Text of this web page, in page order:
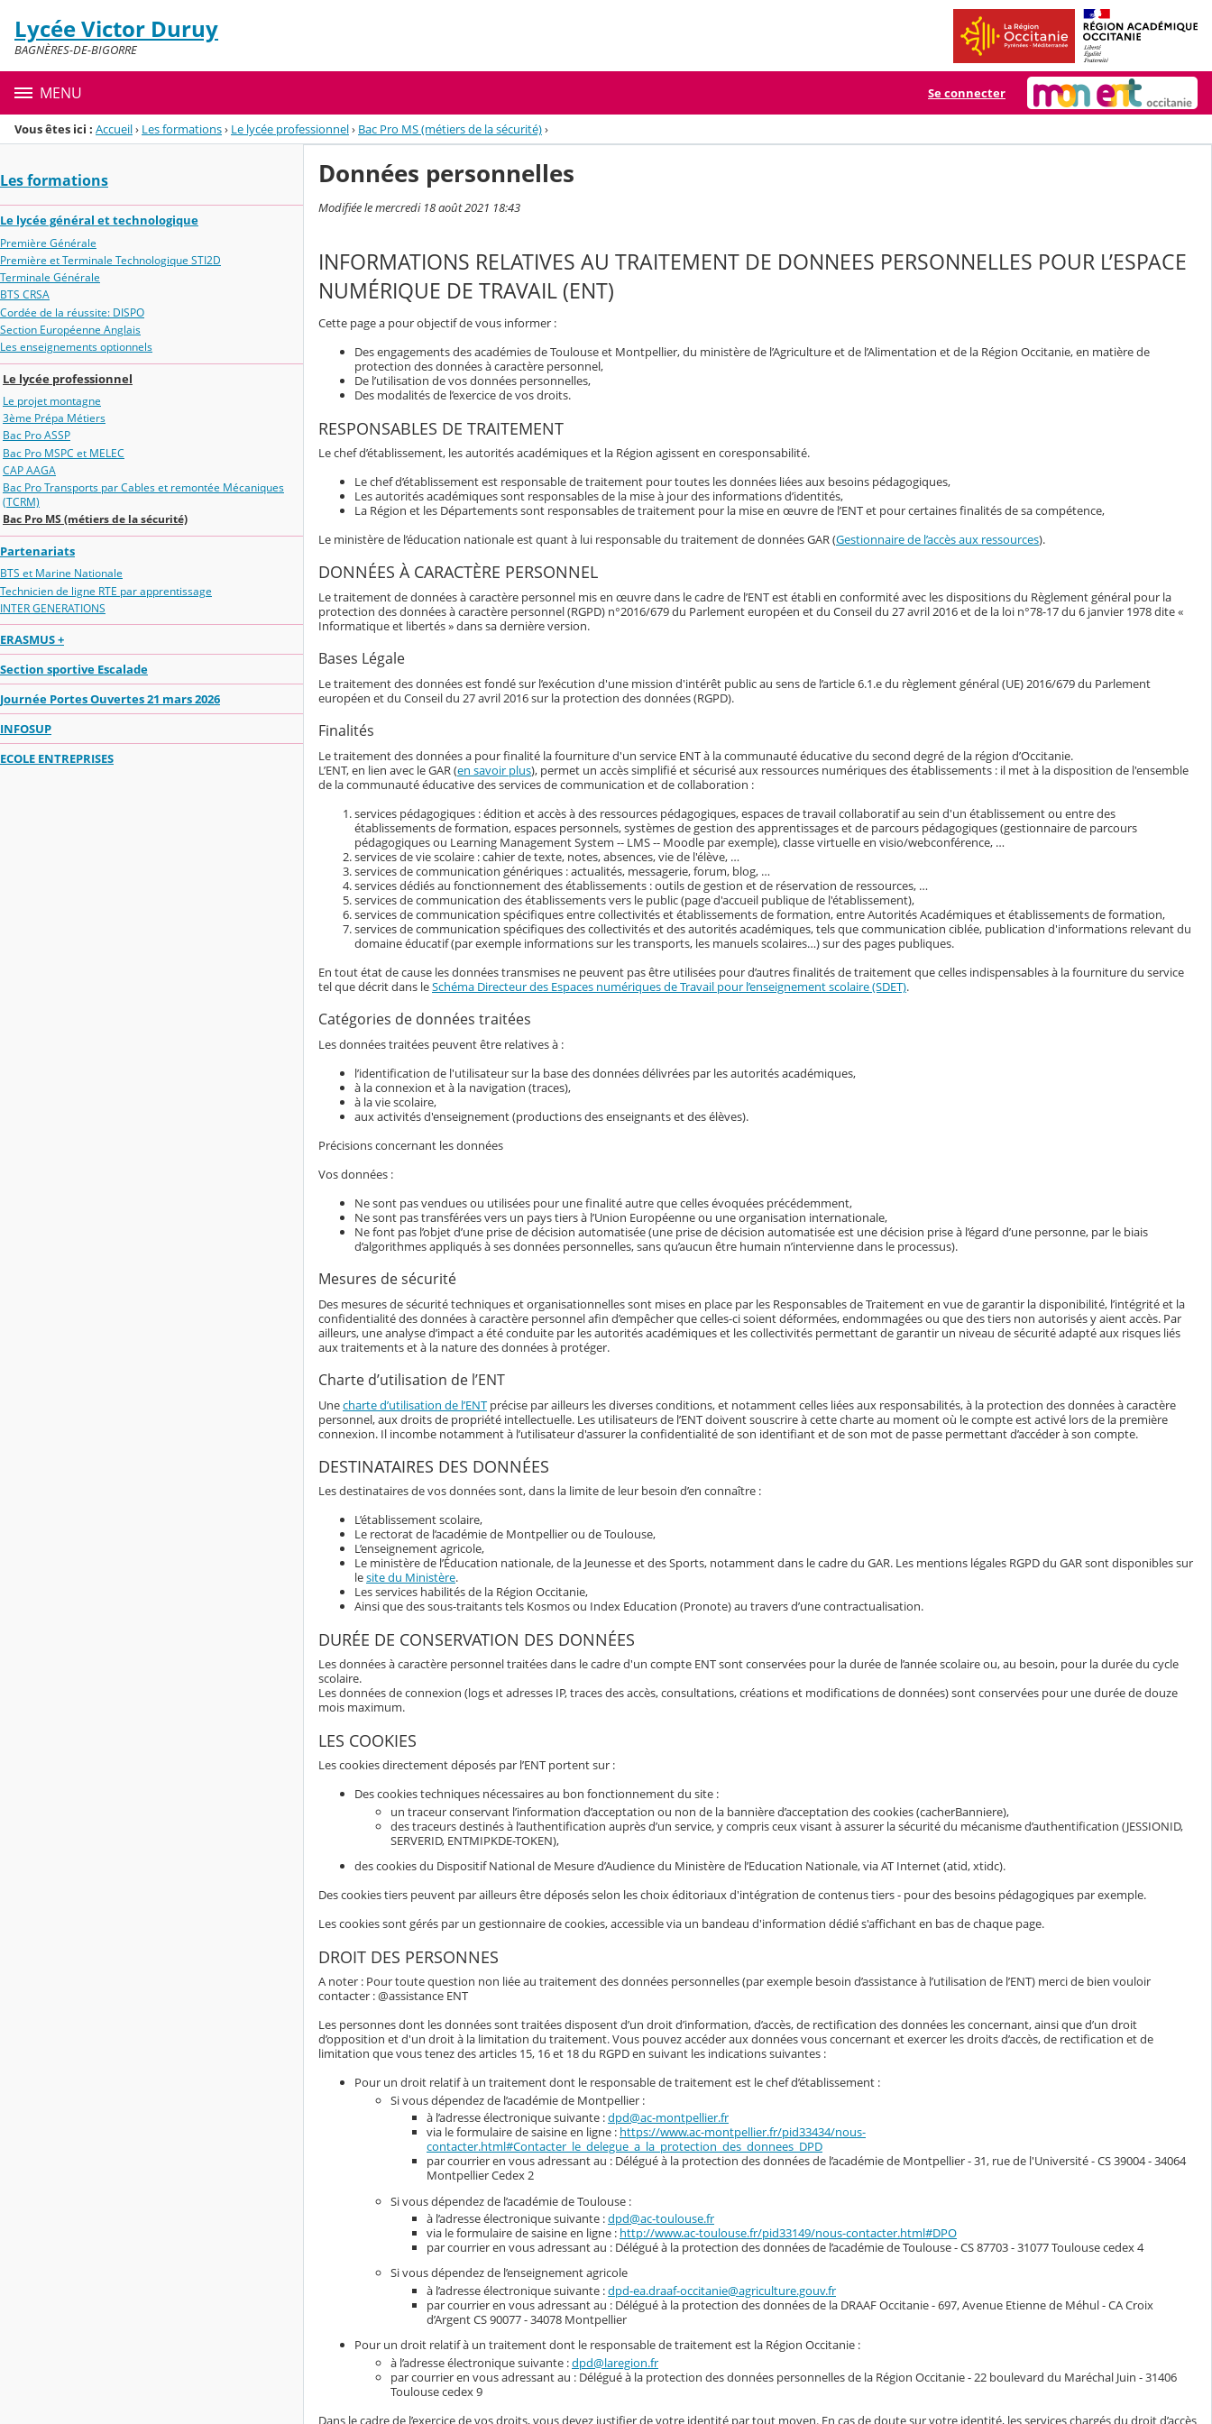
Menu de la rubrique
Contenu
Lycée Victor Duruy
BAGNÈRES-DE-BIGORRE
MENU Se connecter
Vous êtes ici : Accueil› Les formations› Le lycée professionnel› Bac Pro MS (métiers de la sécurité)›
Les formations
Le lycée général et technologique
Première Générale
Première et Terminale Technologique STI2D
Terminale Générale
BTS CRSA
Cordée de la réussite: DISPO
Section Européenne Anglais
Les enseignements optionnels
Le lycée professionnel
Le projet montagne
3ème Prépa Métiers
Bac Pro ASSP
Bac Pro MSPC et MELEC
CAP AAGA
Bac Pro Transports par Cables et remontée Mécaniques
(TCRM)
Bac Pro MS (métiers de la sécurité)
Partenariats
BTS et Marine Nationale
Technicien de ligne RTE par apprentissage
INTER GENERATIONS
ERASMUS +
Section sportive Escalade
Journée Portes Ouvertes 21 mars 2026
INFOSUP
ECOLE ENTREPRISES
Données personnelles
Modifiée le mercredi 18 août 2021 18:43
INFORMATIONS RELATIVES AU TRAITEMENT DE DONNEES PERSONNELLES POUR L’ESPACE
NUMÉRIQUE DE TRAVAIL (ENT)
Cette page a pour objectif de vous informer :
Des engagements des académies de Toulouse et Montpellier, du ministère de l’Agriculture et de l’Alimentation et de la Région Occitanie, en matière de
protection des données à caractère personnel,
De l’utilisation de vos données personnelles,
Des modalités de l’exercice de vos droits.
RESPONSABLES DE TRAITEMENT
Le chef d’établissement, les autorités académiques et la Région agissent en coresponsabilité.
Le chef d’établissement est responsable de traitement pour toutes les données liées aux besoins pédagogiques,
Les autorités académiques sont responsables de la mise à jour des informations d’identités,
La Région et les Départements sont responsables de traitement pour la mise en œuvre de l’ENT et pour certaines finalités de sa compétence,
Le ministère de l’éducation nationale est quant à lui responsable du traitement de données GAR (Gestionnaire de l’accès aux ressources).
DONNÉES À CARACTÈRE PERSONNEL
Le traitement de données à caractère personnel mis en œuvre dans le cadre de l’ENT est établi en conformité avec les dispositions du Règlement général pour la
protection des données à caractère personnel (RGPD) n°2016/679 du Parlement européen et du Conseil du 27 avril 2016 et de la loi n°78-17 du 6 janvier 1978 dite «
Informatique et libertés » dans sa dernière version.
Bases Légale
Le traitement des données est fondé sur l’exécution d'une mission d'intérêt public au sens de l’article 6.1.e du règlement général (UE) 2016/679 du Parlement
européen et du Conseil du 27 avril 2016 sur la protection des données (RGPD).
Finalités
Le traitement des données a pour finalité la fourniture d'un service ENT à la communauté éducative du second degré de la région d’Occitanie.
L’ENT, en lien avec le GAR (en savoir plus), permet un accès simplifié et sécurisé aux ressources numériques des établissements : il met à la disposition de l'ensemble
de la communauté éducative des services de communication et de collaboration :
services pédagogiques : édition et accès à des ressources pédagogiques, espaces de travail collaboratif au sein d'un établissement ou entre des
établissements de formation, espaces personnels, systèmes de gestion des apprentissages et de parcours pédagogiques (gestionnaire de parcours
pédagogiques ou Learning Management System -- LMS -- Moodle par exemple), classe virtuelle en visio/webconférence, …
services de vie scolaire : cahier de texte, notes, absences, vie de l'élève, …
services de communication génériques : actualités, messagerie, forum, blog, …
services dédiés au fonctionnement des établissements : outils de gestion et de réservation de ressources, …
services de communication des établissements vers le public (page d'accueil publique de l'établissement),
services de communication spécifiques entre collectivités et établissements de formation, entre Autorités Académiques et établissements de formation,
services de communication spécifiques des collectivités et des autorités académiques, tels que communication ciblée, publication d'informations relevant du
domaine éducatif (par exemple informations sur les transports, les manuels scolaires…) sur des pages publiques.
En tout état de cause les données transmises ne peuvent pas être utilisées pour d’autres finalités de traitement que celles indispensables à la fourniture du service
tel que décrit dans leSchéma Directeur des Espaces numériques de Travail pour l’enseignement scolaire (SDET).
Catégories de données traitées
Les données traitées peuvent être relatives à :
l’identification de l'utilisateur sur la base des données délivrées par les autorités académiques,
à la connexion et à la navigation (traces),
à la vie scolaire,
aux activités d'enseignement (productions des enseignants et des élèves).
Précisions concernant les données
Vos données :
Ne sont pas vendues ou utilisées pour une finalité autre que celles évoquées précédemment,
Ne sont pas transférées vers un pays tiers à l’Union Européenne ou une organisation internationale,
Ne font pas l’objet d’une prise de décision automatisée (une prise de décision automatisée est une décision prise à l’égard d’une personne, par le biais
d’algorithmes appliqués à ses données personnelles, sans qu’aucun être humain n’intervienne dans le processus).
Mesures de sécurité
Des mesures de sécurité techniques et organisationnelles sont mises en place par les Responsables de Traitement en vue de garantir la disponibilité, l’intégrité et la
confidentialité des données à caractère personnel afin d’empêcher que celles-ci soient déformées, endommagées ou que des tiers non autorisés y aient accès. Par
ailleurs, une analyse d’impact a été conduite par les autorités académiques et les collectivités permettant de garantir un niveau de sécurité adapté aux risques liés
aux traitements et à la nature des données à protéger.
Charte d’utilisation de l’ENT
Unecharte d’utilisation de l’ENT précise par ailleurs les diverses conditions, et notamment celles liées aux responsabilités, à la protection des données à caractère
personnel, aux droits de propriété intellectuelle. Les utilisateurs de l’ENT doivent souscrire à cette charte au moment où le compte est activé lors de la première
connexion. Il incombe notamment à l’utilisateur d'assurer la confidentialité de son identifiant et de son mot de passe permettant d’accéder à son compte.
DESTINATAIRES DES DONNÉES
Les destinataires de vos données sont, dans la limite de leur besoin d’en connaître :
L’établissement scolaire,
Le rectorat de l’académie de Montpellier ou de Toulouse,
L’enseignement agricole,
Le ministère de l’Éducation nationale, de la Jeunesse et des Sports, notamment dans le cadre du GAR. Les mentions légales RGPD du GAR sont disponibles sur
lesite du Ministère.
Les services habilités de la Région Occitanie,
Ainsi que des sous-traitants tels Kosmos ou Index Education (Pronote) au travers d’une contractualisation.
DURÉE DE CONSERVATION DES DONNÉES
Les données à caractère personnel traitées dans le cadre d'un compte ENT sont conservées pour la durée de l’année scolaire ou, au besoin, pour la durée du cycle
scolaire.
Les données de connexion (logs et adresses IP, traces des accès, consultations, créations et modifications de données) sont conservées pour une durée de douze
mois maximum.
LES COOKIES
Les cookies directement déposés par l’ENT portent sur :
Des cookies techniques nécessaires au bon fonctionnement du site :
un traceur conservant l’information d’acceptation ou non de la bannière d’acceptation des cookies (cacherBanniere),
des traceurs destinés à l’authentification auprès d’un service, y compris ceux visant à assurer la sécurité du mécanisme d’authentification (JESSIONID,
SERVERID, ENTMIPKDE-TOKEN),
des cookies du Dispositif National de Mesure d’Audience du Ministère de l’Education Nationale, via AT Internet (atid, xtidc).
Des cookies tiers peuvent par ailleurs être déposés selon les choix éditoriaux d'intégration de contenus tiers - pour des besoins pédagogiques par exemple.
Les cookies sont gérés par un gestionnaire de cookies, accessible via un bandeau d'information dédié s'affichant en bas de chaque page.
DROIT DES PERSONNES
A noter : Pour toute question non liée au traitement des données personnelles (par exemple besoin d’assistance à l’utilisation de l’ENT) merci de bien vouloir
contacter : @assistance ENT
Les personnes dont les données sont traitées disposent d’un droit d’information, d’accès, de rectification des données les concernant, ainsi que d’un droit
d’opposition et d'un droit à la limitation du traitement. Vous pouvez accéder aux données vous concernant et exercer les droits d’accès, de rectification et de
limitation que vous tenez des articles 15, 16 et 18 du RGPD en suivant les indications suivantes :
Pour un droit relatif à un traitement dont le responsable de traitement est le chef d’établissement :
Si vous dépendez de l’académie de Montpellier :
à l’adresse électronique suivante :dpd@ac-montpellier.fr
via le formulaire de saisine en ligne : https://www.ac-montpellier.fr/pid33434/nous-
contacter.html#Contacter_le_delegue_a_la_protection_des_donnees_DPD
par courrier en vous adressant au : Délégué à la protection des données de l’académie de Montpellier - 31, rue de l'Université - CS 39004 - 34064
Montpellier Cedex 2
Si vous dépendez de l’académie de Toulouse :
à l’adresse électronique suivante :dpd@ac-toulouse.fr
via le formulaire de saisine en ligne : http://www.ac-toulouse.fr/pid33149/nous-contacter.html#DPO
par courrier en vous adressant au : Délégué à la protection des données de l’académie de Toulouse - CS 87703 - 31077 Toulouse cedex 4
Si vous dépendez de l’enseignement agricole
à l’adresse électronique suivante :dpd-ea.draaf-occitanie@agriculture.gouv.fr
par courrier en vous adressant au : Délégué à la protection des données de la DRAAF Occitanie - 697, Avenue Etienne de Méhul - CA Croix
d’Argent CS 90077 - 34078 Montpellier
Pour un droit relatif à un traitement dont le responsable de traitement est la Région Occitanie :
à l’adresse électronique suivante :dpd@laregion.fr
par courrier en vous adressant au : Délégué à la protection des données personnelles de la Région Occitanie - 22 boulevard du Maréchal Juin - 31406
Toulouse cedex 9
Dans le cadre de l’exercice de vos droits, vous devez justifier de votre identité par tout moyen. En cas de doute sur votre identité, les services chargés du droit d’accès